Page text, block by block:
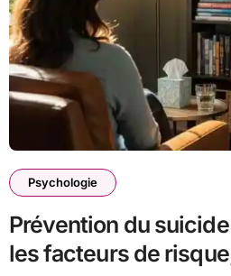
Psychologie
Prévention du
les facteurs de